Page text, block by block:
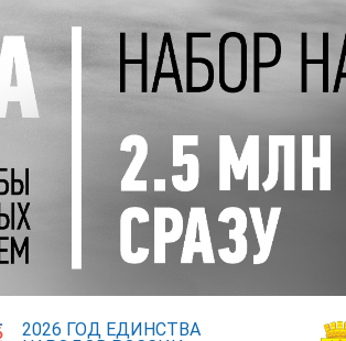
2026 ГОД ЕДИНСТВА